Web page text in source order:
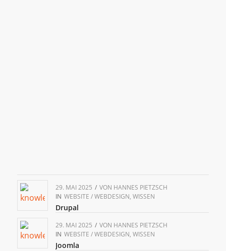
29. MAI 2025 / VON HANNES PIETZSCH
IN WEBSITE / WEBDESIGN, WISSEN
Drupal
29. MAI 2025 / VON HANNES PIETZSCH
IN WEBSITE / WEBDESIGN, WISSEN
Joomla